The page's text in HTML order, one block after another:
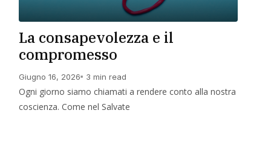
La consapevolezza e il
compromesso
Giugno 16, 2026 3 min read
Ogni giorno siamo chiamati a rendere conto alla nostra
coscienza. Come nel Salvate